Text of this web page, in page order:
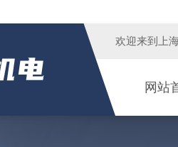
欢迎来到 上
网站